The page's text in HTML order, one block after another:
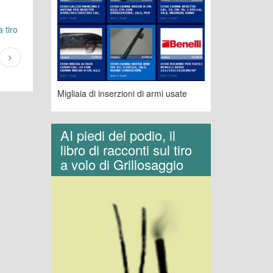
tiro
Migliaia di inserzioni di armi usate
AI piedi del podio, il
libro di racconti sul tiro
a volo di Grillosaggio